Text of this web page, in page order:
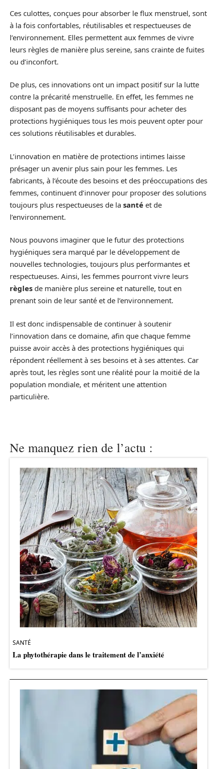
Ces culottes, conçues pour absorber le flux menstruel, sont
à la fois confortables, réutilisables et respectueuses de
l’environnement. Elles permettent aux femmes de vivre
leurs règles de manière plus sereine, sans crainte de fuites
ou d’inconfort.
De plus, ces innovations ont un impact positif sur la lutte
contre la précarité menstruelle. En effet, les femmes ne
disposant pas de moyens suffisants pour acheter des
protections hygiéniques tous les mois peuvent opter pour
ces solutions réutilisables et durables.
L’innovation en matière de protections intimes laisse
présager un avenir plus sain pour les femmes. Les
fabricants, à l’écoute des besoins et des préoccupations des
femmes, continuent d’innover pour proposer des solutions
toujours plus respectueuses de la santé et de
l’environnement.
Nous pouvons imaginer que le futur des protections
hygiéniques sera marqué par le développement de
nouvelles technologies, toujours plus performantes et
respectueuses. Ainsi, les femmes pourront vivre leurs
règles de manière plus sereine et naturelle, tout en
prenant soin de leur santé et de l’environnement.
Il est donc indispensable de continuer à soutenir
l’innovation dans ce domaine, afin que chaque femme
puisse avoir accès à des protections hygiéniques qui
répondent réellement à ses besoins et à ses attentes. Car
après tout, les règles sont une réalité pour la moitié de la
population mondiale, et méritent une attention
particulière.
Ne manquez rien de l’actu :
SANTÉ
La phytothérapie dans le traitement de l’anxiété